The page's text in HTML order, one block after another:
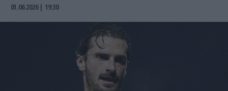
01.06.2026 | 19:30